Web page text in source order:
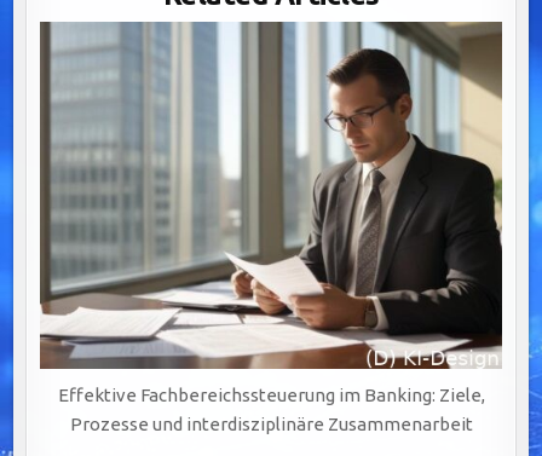
HERAUSFORDERUNGEN
UND
EFFEKTIVE
MANAGEMENTSTRATEGIEN
Effektive Fachbereichssteuerung im Banking: Ziele,
Prozesse und interdisziplinäre Zusammenarbeit